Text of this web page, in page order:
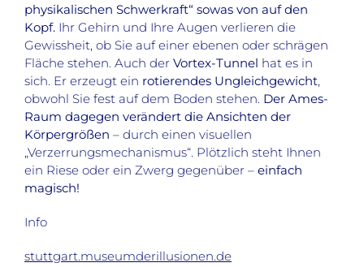
physikalischen Schwerkraft“ sowas von auf den
Kopf. Ihr Gehirn und Ihre Augen verlieren die
Gewissheit, ob Sie auf einer ebenen oder schrägen
Fläche stehen. Auch der Vortex-Tunnel hat es in
sich. Er erzeugt ein rotierendes Ungleichgewicht,
obwohl Sie fest auf dem Boden stehen. Der Ames-
Raum dagegen verändert die Ansichten der
Körpergrößen – durch einen visuellen
„Verzerrungsmechanismus“. Plötzlich steht Ihnen
ein Riese oder ein Zwerg gegenüber – einfach
magisch!
Info
stuttgart.museumderillusionen.de